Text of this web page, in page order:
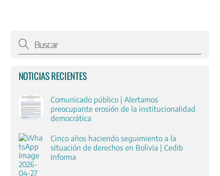
NOTICIAS RECIENTES
Comunicado público | Alertamos
preocupante erosión de la institucionalidad
democrática
Cinco años haciendo seguimiento a la
situación de derechos en Bolivia | Cedib
Informa